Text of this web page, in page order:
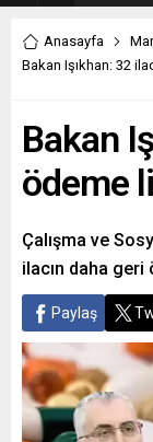
Anasayfa
Bakan Işıkhan: 32
Bakan
ödeme
Çalışma ve
ilacın daha geri
Paylaş